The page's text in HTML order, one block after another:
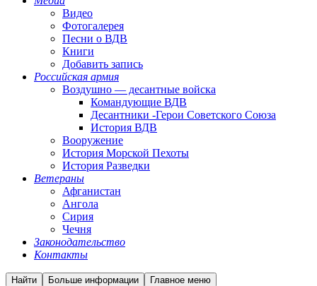
Видео
Фотогалерея
Песни о ВДВ
Книги
Добавить запись
Российская армия
Воздушно — десантные войска
Командующие ВДВ
Десантники -Герои Советского Союза
История ВДВ
Вооружение
История Морской Пехоты
История Разведки
Ветераны
Афганистан
Ангола
Сирия
Чечня
Законодательство
Контакты
Найти Больше информации Главное меню